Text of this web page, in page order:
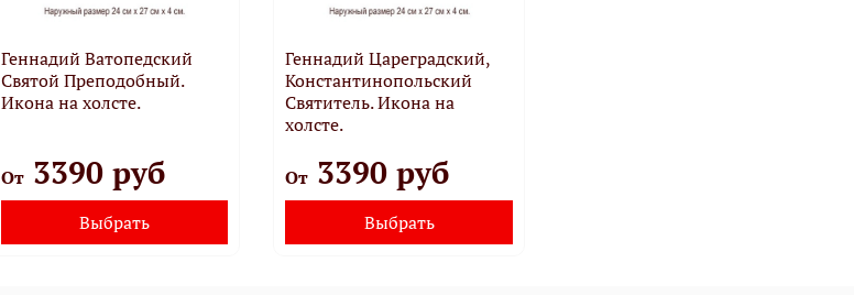
Геннадий Ватопедский
Святой Преподобный.
Икона на холсте.
От3390 руб
Выбрать
Геннадий Цареградский,
Константинопольский
Святитель. Икона на
холсте.
От 3390 руб
Выбрать